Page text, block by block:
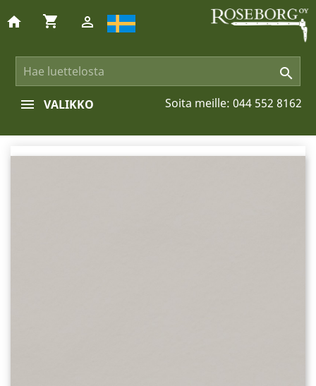

home shopping_cart 
Soita meille: 044 552 8162
VALIKKO